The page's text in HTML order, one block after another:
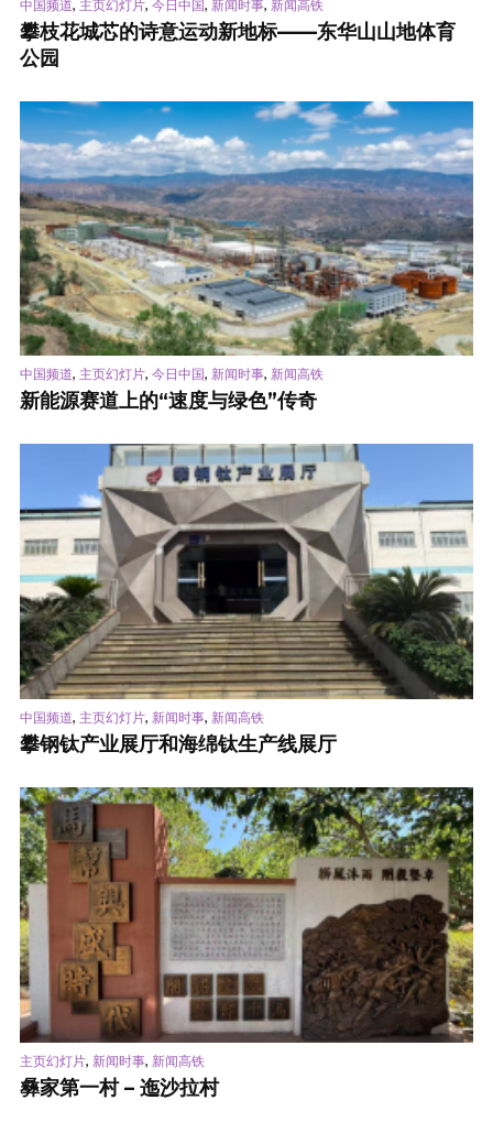
中国频道 主页幻灯片 今日中国 新闻时事 新闻高铁
攀枝花城芯的诗意运动新地标——东华山山地体育
公园
中国频道, 主页幻灯片, 今日中国, 新闻时事, 新闻高铁
新能源赛道上的“速度与绿色”传奇
中国频道, 主页幻灯片, 新闻时事, 新闻高铁
攀钢钛产业展厅和海绵钛生产线展厅
主页幻灯片, 新闻时事, 新闻高铁
彝家第一村 – 迤沙拉村